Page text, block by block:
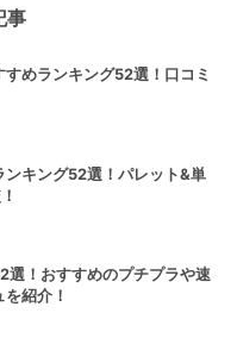
事
めランキング52選！口コミ
ンキング52選！パレット&単
選！おすすめのプチプラや速
紹介！